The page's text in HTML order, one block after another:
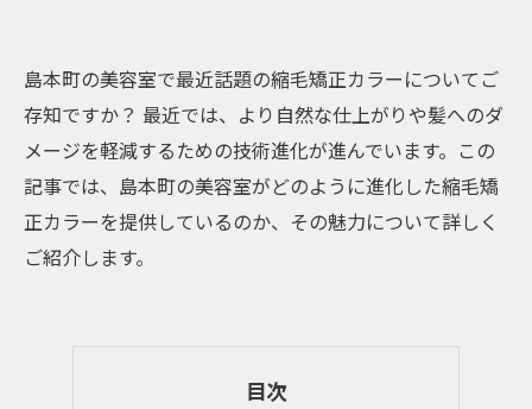
島本町の美容室で最近話題の縮毛矯正カラーについてご
存知ですか？ 最近では、より自然な仕上がりや髪へのダ
メージを軽減するための技術進化が進んでいます。この
記事では、島本町の美容室がどのように進化した縮毛矯
正カラーを提供しているのか、その魅力について詳しく
ご紹介します。
目次